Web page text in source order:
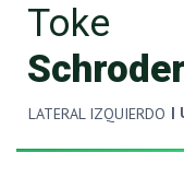
Toke
Schroder
LATERAL IZQUIERDO |